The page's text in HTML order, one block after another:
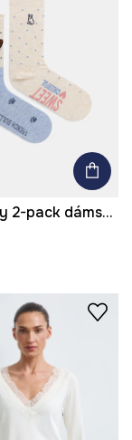
Ponožky 2-pack dámské s bambusovým vláknem